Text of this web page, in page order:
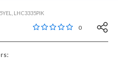
LHC3335PIK
4,2 out of 5 Customer
0